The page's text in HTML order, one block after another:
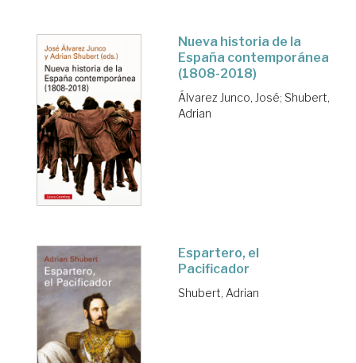
Nueva historia de la
España contemporánea
(1808-2018)
Álvarez Junco, José; Shubert,
Adrian
Espartero, el
Pacificador
Shubert, Adrian